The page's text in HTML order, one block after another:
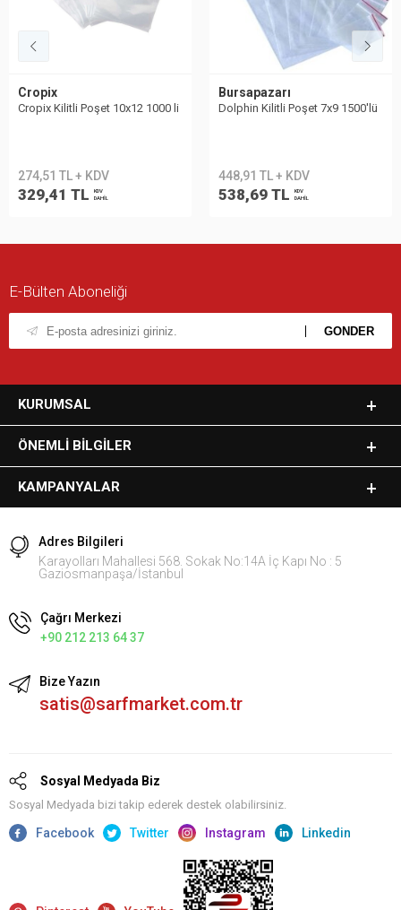
Cropix
Cropix Kilitli Poşet 10x12 1000 li
274,51 TL + KDV
329,41 TL
KDV
DAHİL
Bursapazarı
Dolphin Kilitli Poşet 7x9 1500'lü
448,91 TL + KDV
538,69 TL
KDV
DAHİL
E-Bülten Aboneliği
KURUMSAL
ÖNEMLI BILGILER
KAMPANYALAR
Adres Bilgileri
Karayolları Mahallesi 568. Sokak No:14A İç Kapı No : 5
Gaziosmanpaşa/İstanbul
Çağrı Merkezi
+90 212 213 64 37
Bize Yazın
satis@sarfmarket.com.tr
Sosyal Medyada Biz
Sosyal Medyada bizi takip ederek destek olabilirsiniz.
Facebook Twitter Instagram Linkedin